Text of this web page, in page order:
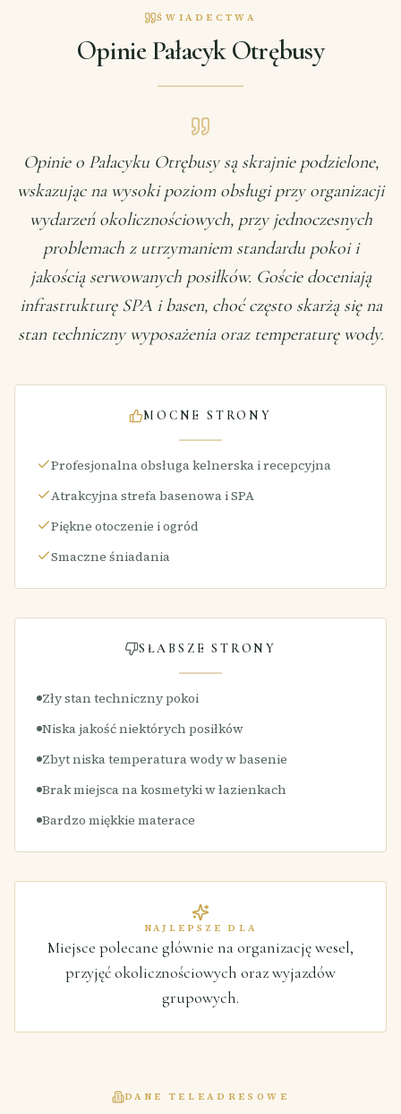
ŚWIADECTWA
Opinie Pałacyk Otrębusy
Opinie o Pałacyku Otrębusy są skrajnie podzielone,
wskazując na wysoki poziom obsługi przy organizacji
wydarzeń okolicznościowych, przy jednoczesnych
problemach z utrzymaniem standardu pokoi i
jakością serwowanych posiłków. Goście doceniają
infrastrukturę SPA i basen, choć często skarżą się na
stan techniczny wyposażenia oraz temperaturę wody.
MOCNE STRONY
Profesjonalna obsługa kelnerska i recepcyjna
Atrakcyjna strefa basenowa i SPA
Piękne otoczenie i ogród
Smaczne śniadania
SŁABSZE STRONY
Zły stan techniczny pokoi
Niska jakość niektórych posiłków
Zbyt niska temperatura wody w basenie
Brak miejsca na kosmetyki w łazienkach
Bardzo miękkie materace
NAJLEPSZE DLA
Miejsce polecane głównie na organizację wesel,
przyjęć okolicznościowych oraz wyjazdów
grupowych.
DANE TELEADRESOWE